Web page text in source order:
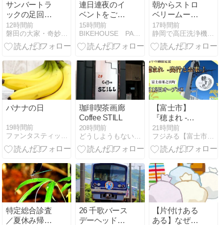
サンバートラ
ックの足回り
変更【2】
12時間前
磐田の大家・奇妙なアパートと不動産風雲録
連日連夜のイ
ベントをご紹
介！さらに
『恒例の一泊
ツー』の日程
15時間前
BIKEHOUSE PADDOCK 店長ブログ
朝からストロ
ベリームーン
を頂き
17時間前
バナナの日
19時間前
ファンタスティック Night
珈琲喫茶画廊
Coffee STILL
20時間前
どうしようもない私が歩いてゐる
【富士市】
『穂まれ -出
汁とお米-』御
膳定食屋がピ
オン富士店敷
日オープン!!
21時間前
フジみる【富士市・富士宮市に特化した地域メディアサイト】
特定総合診査
／夏休み帰省
26 千歌バース
デーヘッドマ
【片付けある
ある】なぜあ